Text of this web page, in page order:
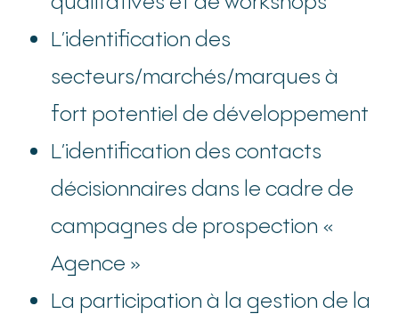
L’identification des
secteurs/marchés/marques à
fort potentiel de développement
L’identification des contacts
décisionnaires dans le cadre de
campagnes de prospection «
Agence »
La participation à la gestion de la